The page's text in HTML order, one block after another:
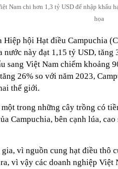
Nam chi hơn 1,3 tỷ USD để nhập khẩu
họa
Hiệp hội Hạt điều Campuchia
nước này đạt 1,15 tỷ USD,
sang Việt Nam chiếm khoảng
26% so với năm 2023,
thế giới.
trong những cây trồng có
Campuchia, bên cạnh lúa,
vì nguồn cung hạt điều thô
vì vậy các doanh nghiệp Việt